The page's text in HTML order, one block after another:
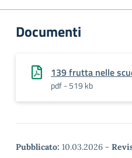
Documenti
139 frutta nelle
pdf - 519 kb
Pubblicato: 10.03.2026 -